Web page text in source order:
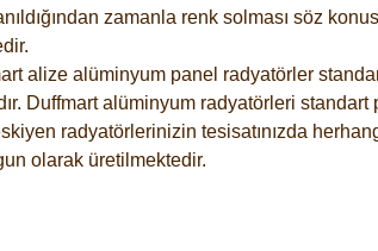
zamanla renk solması söz
alize alüminyum panel radyatörler
Duffmart alüminyum radyatörleri
radyatörlerinizin tesisatınızda
olarak üretilmektedir.